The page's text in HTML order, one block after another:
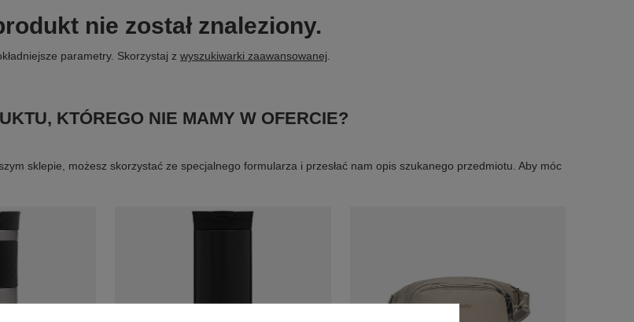
nie został znaleziony.
parametry. Skorzystaj z wyszukiwarki zaawansowanej
KTÓREGO NIE MAMY W OFERCIE?
sklepie, możesz skorzystać ze specjalnego formularza i przesłać nam opis szukanego przedmiotu. Aby móc